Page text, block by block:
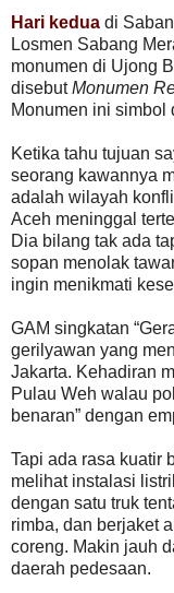
Hari kedua di
Losmen Sabang
monumen di Ujong
disebutMonumen
Monumen ini simbol
Ketika tahu tujuan
seorang kawannya
adalah wilayah
Aceh meninggal
Dia bilang tak ada
sopan menolak
ingin menikmati
GAM singkatan
gerilyawan yang
Jakarta. Kehadiran
Pulau Weh walau
benaran” dengan
Tapi ada rasa kuatir
melihat instalasi
dengan satu truk
rimba, dan berjaket
coreng. Makin jauh
daerah pedesaan.